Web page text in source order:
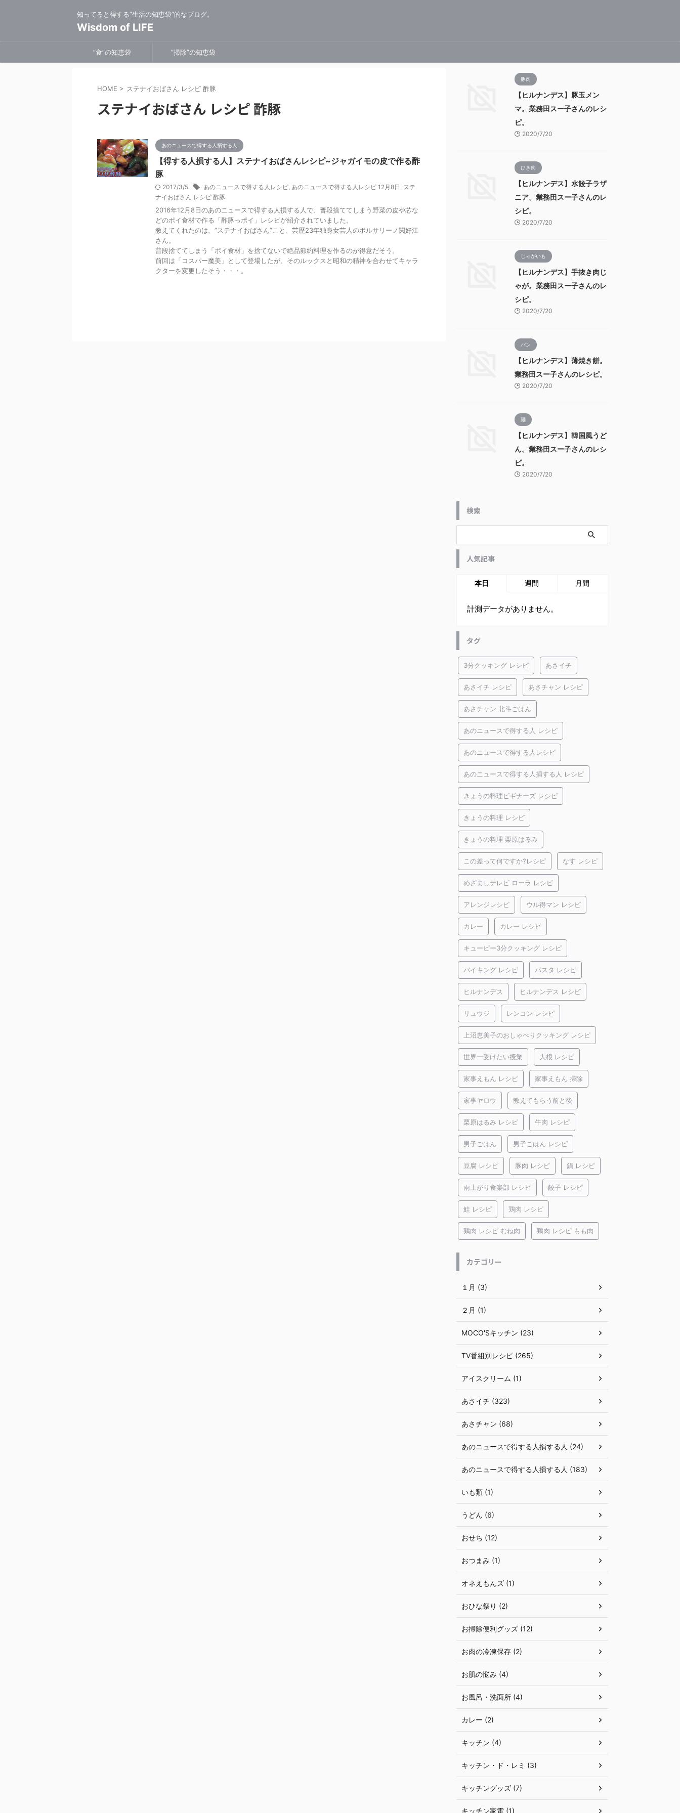
知ってると得する”生活の知恵袋”的なブログ。
Wisdom of LIFE
”食”の知恵袋 ”掃除”の知恵袋
HOME > ステナイおばさん レシピ 酢豚
ステナイおばさん レシピ 酢豚
あのニュースで得する人損する人
【得する人損する人】ステナイおばさんレシピ~ジャガイモの皮で作る酢
豚
2017/3/5 あのニュースで得する人レシピ, あのニュースで得する人レシピ 12月8日 , ステ
ナイおばさん レシピ 酢豚
2016年12月8日のあのニュースで得する人損する人で、普段捨ててしまう野菜の皮や芯な
どのポイ食材で作る「酢豚っポイ」レシピが紹介されていました。
教えてくれたのは、”ステナイおばさん”こと、芸歴23年独身女芸人のボルサリーノ関好江
さん。
普段捨ててしまう「ポイ食材」を捨てないで絶品節約料理を作るのが得意だそう。
前回は「コスパー魔美」として登場したが、そのルックスと昭和の精神を合わせてキャラ
クターを変更したそう・・・。
豚肉
【ヒルナンデス】豚玉メン
マ。業務田スー子さんのレシ
ピ。
2020/7/20
ひき肉
【ヒルナンデス】水餃子ラザ
ニア。業務田スー子さんのレ
シピ。
2020/7/20
じゃがいも
【ヒルナンデス】手抜き肉じ
ゃが。業務田スー子さんのレ
シピ。
2020/7/20
パン
【ヒルナンデス】薄焼き餅。
業務田スー子さんのレシピ。
2020/7/20
麺
【ヒルナンデス】韓国風うど
ん。業務田スー子さんのレシ
ピ。
2020/7/20
検索
人気記事
本日 週間 月間
計測データがありません。
タグ
3分クッキング レシピ あさイチ
あさイチ レシピ あさチャン レシピ
あさチャン 北斗ごはん
あのニュースで得する人 レシピ
あのニュースで得する人レシピ
あのニュースで得する人損する人 レシピ
きょうの料理ビギナーズ レシピ
きょうの料理 レシピ
きょうの料理 栗原はるみ
この差って何ですか?レシピ なす レシピ
めざましテレビ ローラ レシピ
アレンジレシピ ウル得マン レシピ
カレー カレー レシピ
キューピー3分クッキング レシピ
バイキング レシピ パスタ レシピ
ヒルナンデス ヒルナンデス レシピ
リュウジ レンコン レシピ
上沼恵美子のおしゃべりクッキング レシピ
世界一受けたい授業 大根 レシピ
家事えもん レシピ 家事えもん 掃除
家事ヤロウ 教えてもらう前と後
栗原はるみ レシピ 牛肉 レシピ
男子ごはん 男子ごはん レシピ
豆腐 レシピ 豚肉 レシピ 鍋 レシピ
雨上がり食楽部 レシピ 餃子 レシピ
鮭 レシピ 鶏肉 レシピ
鶏肉 レシピ むね肉 鶏肉 レシピ もも肉
カテゴリー
１月 (3)
２月 (1)
MOCO'Sキッチン (23)
TV番組別レシピ (265)
アイスクリーム (1)
あさイチ (323)
あさチャン (68)
あのニュースで得する人損する人 (24)
あのニュースで得する人損する人 (183)
いも類 (1)
うどん (6)
おせち (12)
おつまみ (1)
オネえもんズ (1)
おひな祭り (2)
お掃除便利グッズ (12)
お肉の冷凍保存 (2)
お肌の悩み (4)
お風呂・洗面所 (4)
カレー (2)
キッチン (4)
キッチン・ド・レミ (3)
キッチングッズ (7)
キッチン家電 (1)